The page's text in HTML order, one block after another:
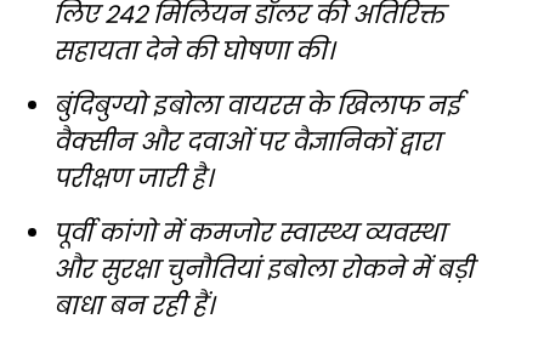
लिए 242 मिलियन डॉलर की अतिरिक्त
सहायता देने की घोषणा की।
बुंदिबुग्यो इबोला वायरस के खिलाफ नई
वैक्सीन और दवाओं पर वैज्ञानिकों द्वारा
परीक्षण जारी है।
पूर्वी कांगो में कमजोर स्वास्थ्य व्यवस्था
और सुरक्षा चुनौतियां इबोला रोकने में बड़ी
बाधा बन रही हैं।